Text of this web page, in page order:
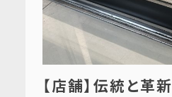
【店舗】伝統と革新